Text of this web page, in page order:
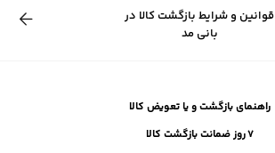
قوانین و شرایط بازگشت کالا در
بانی مد
راهنمای بازگشت و یا تعویض کالا
7روز ضمانت بازگشت کالا